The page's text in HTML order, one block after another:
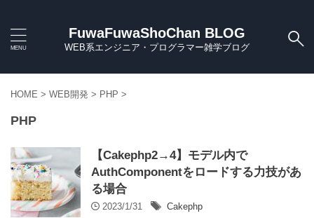
FuwaFuwaShoChan BLOG
WEB系エンジニア・プログラマー雑学ブログ
HOME > WEB開発 > PHP >
PHP
【Cakephp2→4】モデル内で
AuthComponentをロードする力技があ
る場合
2023/1/31 Cakephp